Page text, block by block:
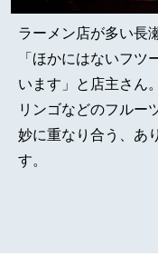
ラーメン店が多い長
「ほかにはないフツ
います」と店主さん。
リンゴなどのフルー
妙に重なり合う、あ
す。